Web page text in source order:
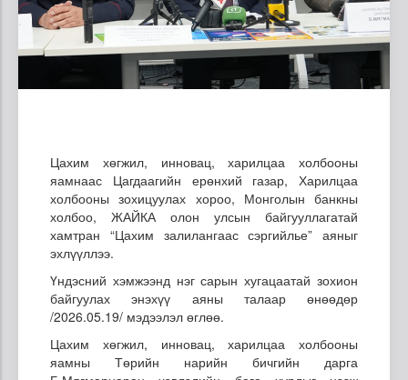
Цахим хөгжил, инновац, харилцаа холбооны
яамнаас Цагдаагийн ерөнхий газар, Харилцаа
холбооны зохицуулах хороо, Монголын банкны
холбоо, ЖАЙКА олон улсын байгууллагатай
хамтран “Цахим залилангаас сэргийлье” аяныг
эхлүүллээ.
Үндэсний хэмжээнд нэг сарын хугацаатай зохион
байгуулах энэхүү аяны талаар өнөөдөр
/2026.05.19/ мэдээлэл өглөө.
Цахим хөгжил, инновац, харилцаа холбооны
яамны Төрийн нарийн бичгийн дарга